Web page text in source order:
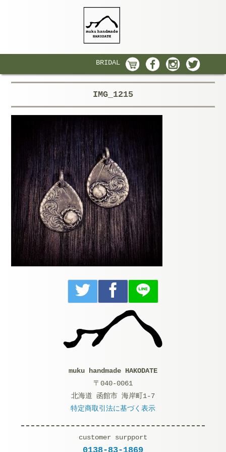
BRIDAL
IMG_1215
muku handmade HAKODATE
〒040-0061
北海道 函館市 海岸町1-7
特定商取引法に基づく表示
customer surpport